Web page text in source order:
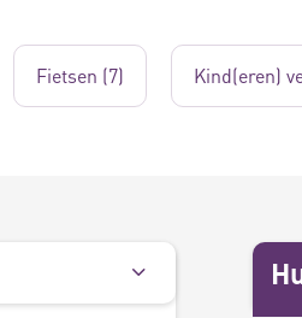
Fietsen (7) Kind(eren)